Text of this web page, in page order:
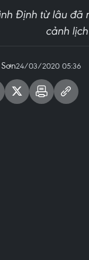
Định từ lâu đã
cảnh
24/03/2020 05:36